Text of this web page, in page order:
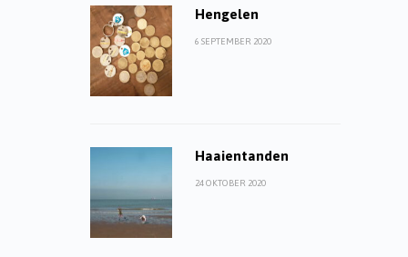
Hengelen
6 SEPTEMBER 2020
Haaientanden
24 OKTOBER 2020